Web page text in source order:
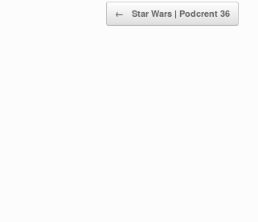
Post navigation
← Star Wars | Podcrent 36